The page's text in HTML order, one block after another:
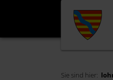
Sie sind hier: